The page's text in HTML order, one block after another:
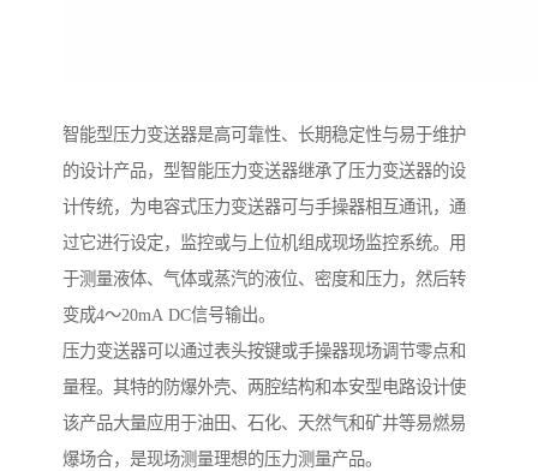
智能型压力变送器是高可靠性、长期稳定性与易于维护
的设计产品，型智能压力变送器继承了压力变送器的设
计传统，为电容式压力变送器可与手操器相互通讯，通
过它进行设定，监控或与上位机组成现场监控系统。用
于测量液体、气体或蒸汽的液位、密度和压力，然后转
变成4～20mA DC信号输出。
压力变送器可以通过表头按键或手操器现场调节零点和
量程。其特的防爆外壳、两腔结构和本安型电路设计使
该产品大量应用于油田、石化、天然气和矿井等易燃易
爆场合，是现场测量理想的压力测量产品。